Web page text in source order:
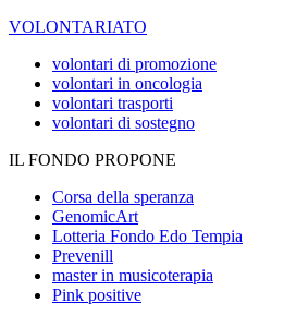
VOLONTARIATO
volontari di promozione
volontari in oncologia
volontari trasporti
volontari di sostegno
IL FONDO PROPONE
Corsa della speranza
GenomicArt
Lotteria Fondo Edo Tempia
Prevenill
master in musicoterapia
Pink positive